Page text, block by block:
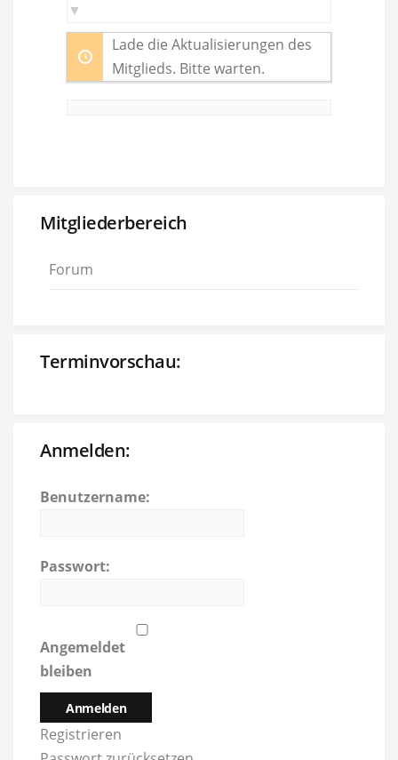
Lade die Aktualisierungen des
Mitglieds. Bitte warten.
Mitgliederbereich
Forum
Terminvorschau:
Anmelden:
Benutzername:
Passwort:
Angemeldet
bleiben
Anmelden
Registrieren